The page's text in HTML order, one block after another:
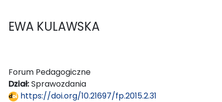
EWA KULAWSKA
Forum Pedagogiczne
Dział:Sprawozdania
https://doi.org/10.21697/fp.2015.2.31